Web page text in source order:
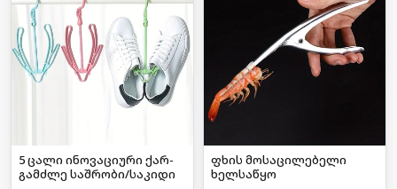
5 ცალი ინოვაციური ქარ-
გამძლე საშრობი/საკიდი
ფხის მოსაცილებელი
ხელსაწყო